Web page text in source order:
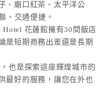
、廟口紅茶、太平洋公
、交通便捷。
花蓮館擁有30間飯店
是短期商務出差還是長期
也是探索這座輝煌城市的
最好的服務，讓您在外也